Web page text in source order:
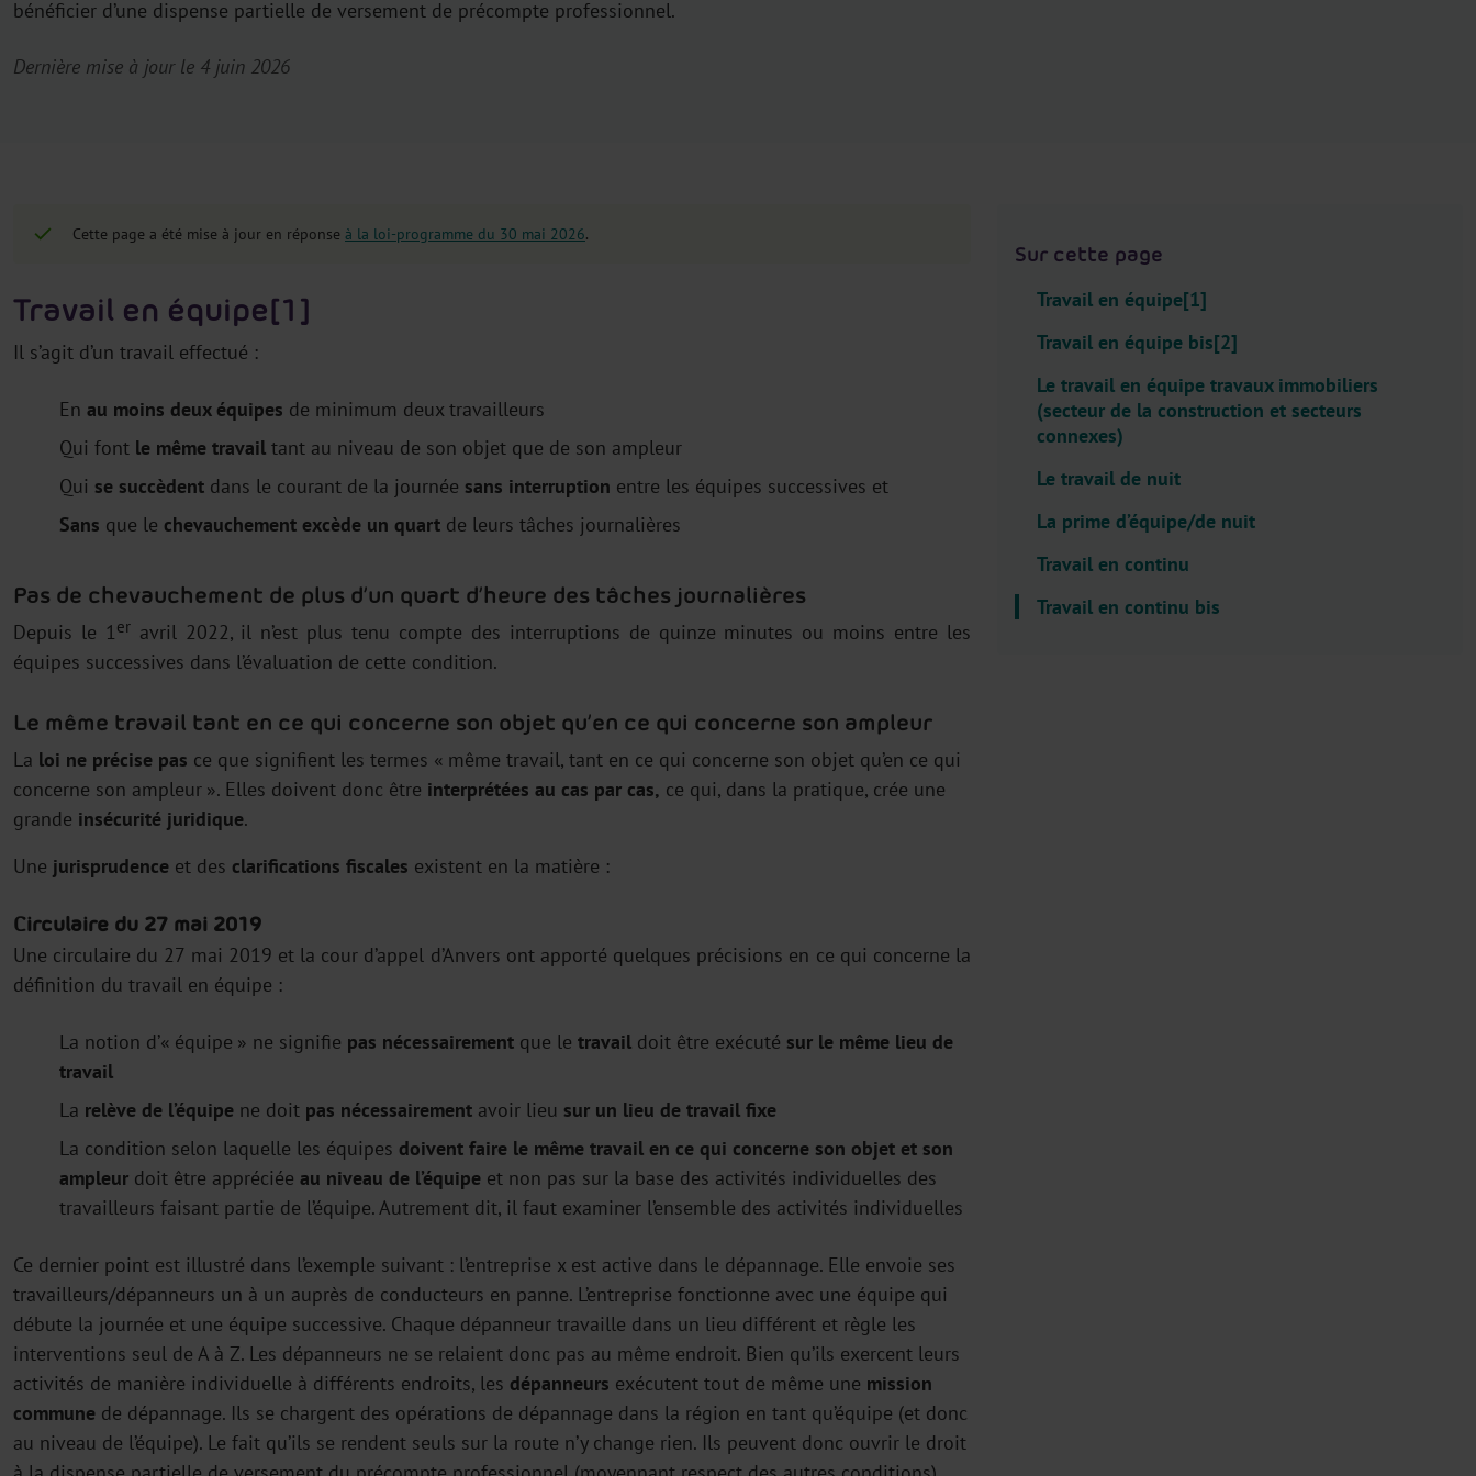
bénéficier d’une dispense partielle de versement de précompte professionnel.
Dernière mise à jour le 4 juin 2026
Cette page a été mise à jour en réponse à la loi-programme du 30 mai 2026.
Travail en équipe[1]
Il s’agit d’un travail effectué :
En au moins deux équipes de minimum deux travailleurs
Qui font le même travail tant au niveau de son objet que de son ampleur
Qui se succèdent dans le courant de la journée sans interruption entre les équipes successives et
Sans que le chevauchement excède un quart de leurs tâches journalières
Pas de chevauchement de plus d’un quart d’heure des tâches journalières
Depuis le 1eravril 2022, il n’est plus tenu compte des interruptions de quinze minutes ou moins entre les
équipes successives dans l’évaluation de cette condition.
Le même travail tant en ce qui concerne son objet qu’en ce qui concerne son ampleur
La loi ne précise pas ce que signifient les termes « même travail, tant en ce qui concerne son objet qu’en ce qui
concerne son ampleur ». Elles doivent donc être interprétées au cas par cas, ce qui, dans la pratique, crée une
grande insécurité juridique.
Une jurisprudence et des clarifications fiscales existent en la matière :
Circulaire du 27 mai 2019
Une circulaire du 27 mai 2019 et la cour d’appel d’Anvers ont apporté quelques précisions en ce qui concerne la
définition du travail en équipe :
La notion d’« équipe » ne signifie pas nécessairement que le travail doit être exécuté sur le même lieu de
travail
La relève de l’équipe ne doit pas nécessairement avoir lieu sur un lieu de travail fixe
La condition selon laquelle les équipes doivent faire le même travail en ce qui concerne son objet et son
ampleur doit être appréciée au niveau de l’équipe et non pas sur la base des activités individuelles des
travailleurs faisant partie de l’équipe. Autrement dit, il faut examiner l’ensemble des activités individuelles
Ce dernier point est illustré dans l’exemple suivant : l’entreprise x est active dans le dépannage. Elle envoie ses
travailleurs/dépanneurs un à un auprès de conducteurs en panne. L’entreprise fonctionne avec une équipe qui
débute la journée et une équipe successive. Chaque dépanneur travaille dans un lieu différent et règle les
interventions seul de A à Z. Les dépanneurs ne se relaient donc pas au même endroit. Bien qu’ils exercent leurs
activités de manière individuelle à différents endroits, les dépanneurs exécutent tout de même une mission
commune de dépannage. Ils se chargent des opérations de dépannage dans la région en tant qu’équipe (et donc
au niveau de l’équipe). Le fait qu’ils se rendent seuls sur la route n’y change rien. Ils peuvent donc ouvrir le droit
Sur cette page
Travail en équipe[1]
Travail en équipe bis[2]
Le travail en équipe travaux immobiliers
(secteur de la construction et secteurs
connexes)
Le travail de nuit
La prime d’équipe/de nuit
Travail en continu
Travail en continu bis